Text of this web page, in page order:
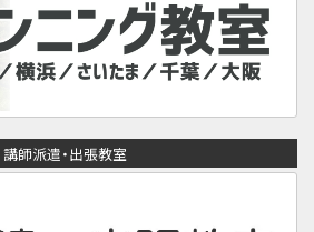
講師派遣・出張教室